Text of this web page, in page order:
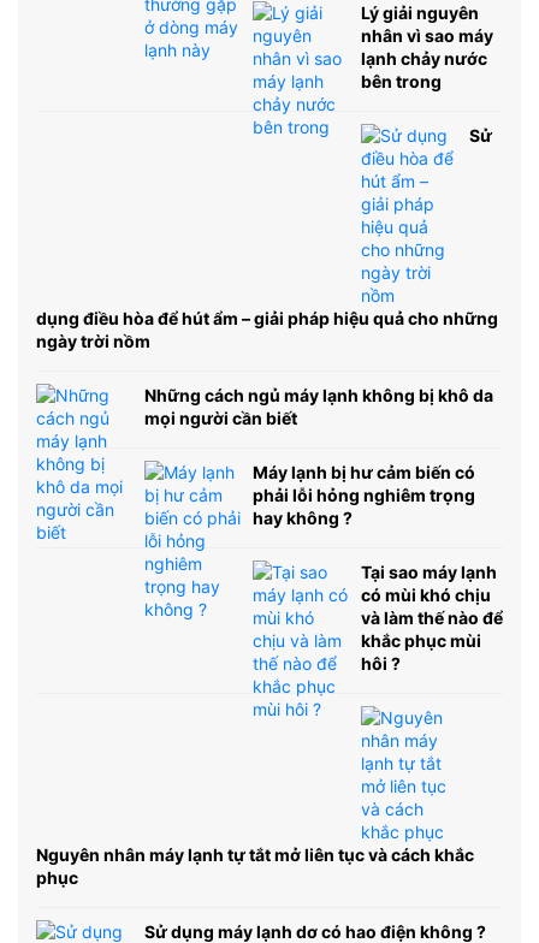
Lý giải nguyên
nhân vì sao máy
lạnh chảy nước
bên trong
Sử
dụng điều hòa để hút ẩm – giải pháp hiệu quả cho những
ngày trời nồm
Những cách ngủ máy lạnh không bị khô da
mọi người cần biết
Máy lạnh bị hư cảm biến có
phải lỗi hỏng nghiêm trọng
hay không ?
Tại sao máy lạnh
có mùi khó chịu
và làm thế nào để
khắc phục mùi
hôi ?
Nguyên nhân máy lạnh tự tắt mở liên tục và cách khắc
phục
Sử dụng máy lạnh dơ có hao điện không ?